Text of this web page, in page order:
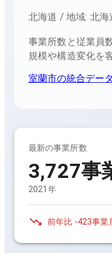
北海道 / 地域: 北海
事業所数と従業員
規模や構造変化を
室蘭市の統合デー
最新の事業所数
3,727事
2021年
前年比 -423事業